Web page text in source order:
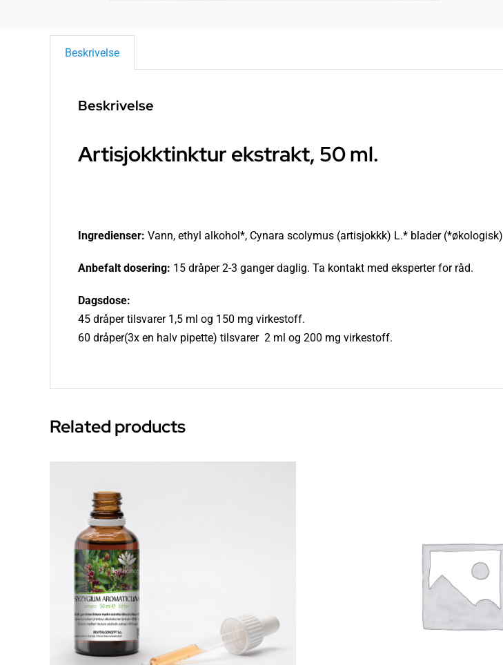
Beskrivelse
Beskrivelse
Artisjokktinktur ekstrakt, 50 ml.
Ingredienser: Vann, ethyl alkohol*, Cynara scolymus (artisjokkk) L.* blader (*økologisk)
Anbefalt dosering: 15 dråper 2-3 ganger daglig. Ta kontakt med eksperter for råd.
Dagsdose:
45 dråper tilsvarer 1,5 ml og 150 mg virkestoff.
60 dråper(3x en halv pipette) tilsvarer 2 ml og 200 mg virkestoff.
Related products